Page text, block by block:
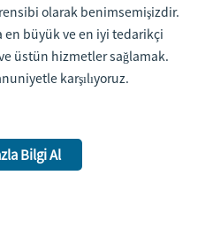
olarak benimsemişizdir.
büyük ve en iyi tedarikçi
üstün hizmetler sağlamak.
karşılıyoruz.
Bilgi Al